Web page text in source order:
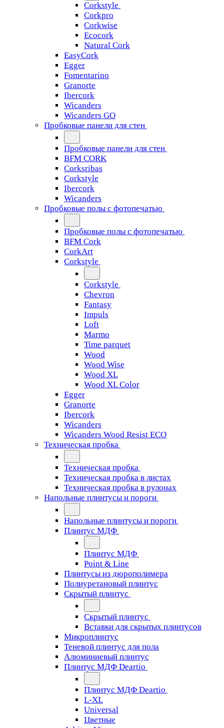
Corkstyle
Corkpro
Corkwise
Ecocork
Natural Cork
EasyCork
Egger
Fomentarino
Granorte
Ibercork
Wicanders
Wicanders GO
Пробковые панели для стен
Пробковые панели для стен
BFM CORK
Corksribas
Corkstyle
Ibercork
Wicanders
Пробковые полы с фотопечатью
Пробковые полы с фотопечатью
BFM Cork
CorkArt
Corkstyle
Corkstyle
Chevron
Fantasy
Impuls
Loft
Marmo
Time parquet
Wood
Wood Wise
Wood XL
Wood XL Color
Egger
Granorte
Ibercork
Wicanders
Wicanders Wood Resist ECO
Техническая пробка
Техническая пробка
Техническая пробка в листах
Техническая пробка в рулонах
Напольные плинтусы и пороги
Напольные плинтусы и пороги
Плинтус МДФ
Плинтус МДФ
Point & Line
Плинтусы из дюрополимера
Полиуретановый плинтус
Скрытый плинтус
Скрытый плинтус
Вставки для скрытых плинтусов
Микроплинтус
Теневой плинтус для пола
Алюминиевый плинтус
Плинтус МДФ Deartio
Плинтус МДФ Deartio
L-XL
Universal
Цветные